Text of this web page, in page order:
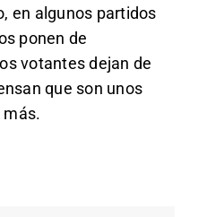
en algunos partidos
ponen de
votantes dejan de
que son unos
más.